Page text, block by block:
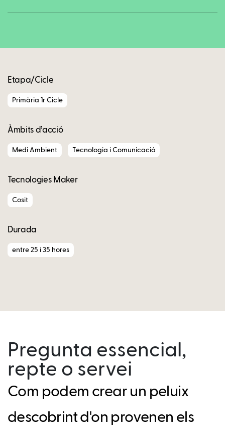
Etapa/Cicle
Primària 1r Cicle
Àmbits d’acció
Medi Ambient Tecnologia i Comunicació
Tecnologies Maker
Cosit
Durada
entre 25 i 35 hores
Pregunta essencial,
repte o servei
Com podem crear un peluix
descobrint d'on provenen els